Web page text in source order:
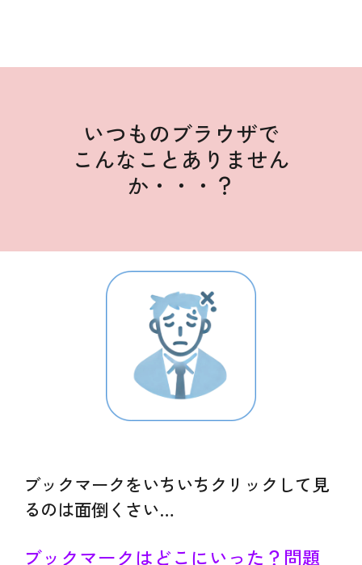
いつものブラウザで
こんなことありません
か・・・？
ブックマークをいちいちクリックして見
るのは面倒くさい…
ブックマークはどこにいった？問題